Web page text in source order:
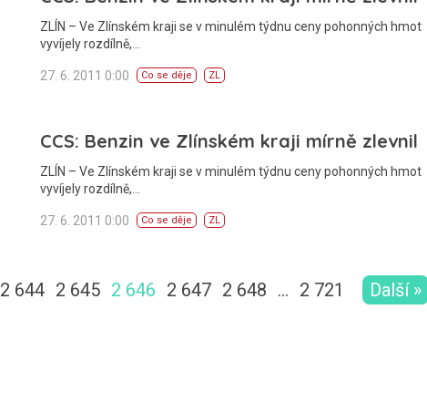
ZLÍN – Ve Zlínském kraji se v minulém týdnu ceny pohonných hmot
vyvíjely rozdílně,…
27. 6. 2011 0:00 Co se děje ZL
CCS: Benzin ve Zlínském kraji mírně zlevnil
ZLÍN – Ve Zlínském kraji se v minulém týdnu ceny pohonných hmot
vyvíjely rozdílně,…
27. 6. 2011 0:00 Co se děje ZL
2 644 2 645 2 646 2 647 2 648 … 2 721 Další »